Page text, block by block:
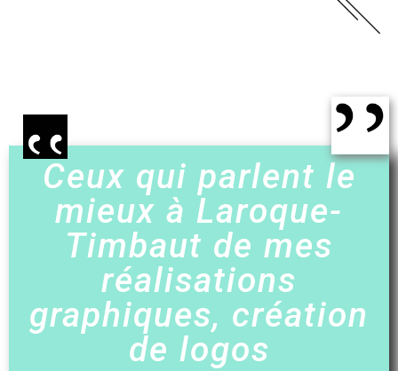
Ceux qui parlent le
mieux à Laroque-
Timbaut de mes
réalisations
graphiques, création
de logos